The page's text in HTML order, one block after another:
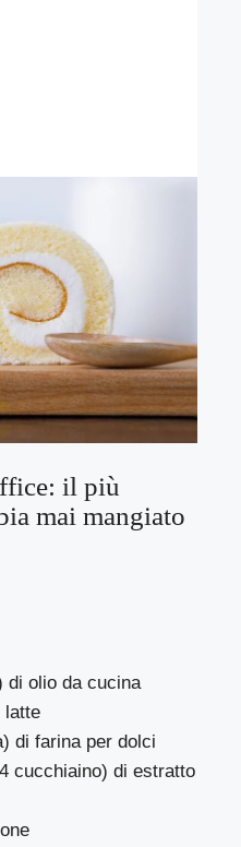
il più
mai mangiato
di olio da cucina
latte
di farina per dolci
cucchiaino) di estratto